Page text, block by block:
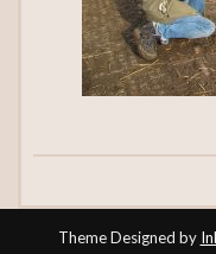
Theme Designed by